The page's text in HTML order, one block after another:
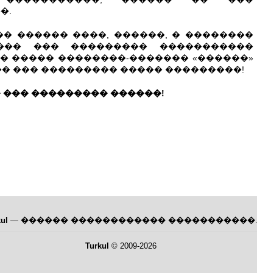
������ ����, ������, � ��������
��� ��������� �����������
����� ��������-������� «������»
��� ��������� ����� ���������!
��������� ������!
— ������ ������������ �����������.
Turkul © 2009-2026